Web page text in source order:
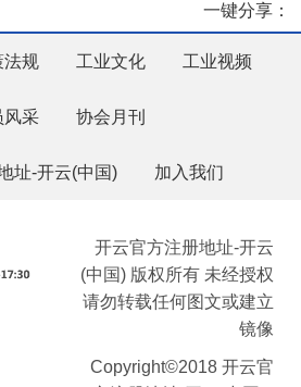
一键分享：
法规 工业文化 工业视频
风采 协会月刊
址-开云(中国) 加入我们
开云官方注册地址-开云
(中国) 版权所有 未经授权
请勿转载任何图文或建立
镜像
Copyright©2018 开云官